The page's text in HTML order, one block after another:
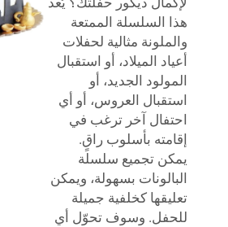
هذا السلسلة الممتعة
والملونة مثالية لحفلات
أعياد الميلاد، أو استقبال
المولود الجديد، أو
استقبال العروس، أو أي
احتفال آخر ترغب في
إقامته بأسلوب راقٍ.
يمكن تجميع سلسلة
البالونات بسهولة، ويمكن
تعليقها كخلفية جميلة
للحفل. وسوف تحوّل أي